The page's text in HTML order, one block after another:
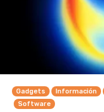
Gadgets Información
Software